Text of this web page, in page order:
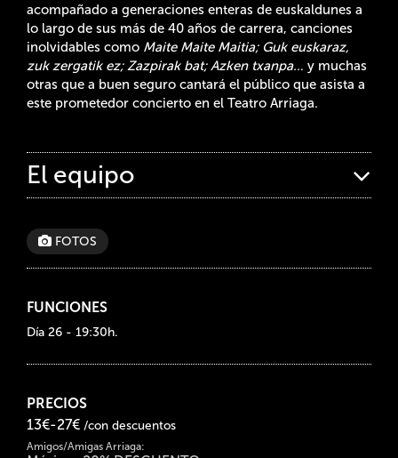
acompañado a generaciones enteras de euskaldunes a
lo largo de sus más de 40 años de carrera, canciones
inolvidables como Maite Maite Maitia; Guk euskaraz,
zuk zergatik ez; Zazpirak bat; Azken txanpa… y muchas
otras que a buen seguro cantará el público que asista a
este prometedor concierto en el Teatro Arriaga.
El equipo
FOTOS
FUNCIONES
Día 26 - 19:30h.
PRECIOS
13€-27€ /con descuentos
Amigos/Amigas Arriaga: